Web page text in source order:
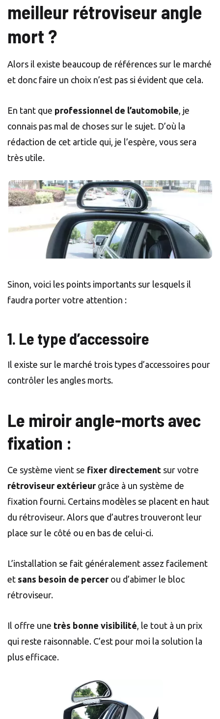
meilleur rétroviseur angle
mort ?
Alors il existe beaucoup de références sur le marché
et donc faire un choix n’est pas si évident que cela.
En tant que professionnel de l’automobile, je
connais pas mal de choses sur le sujet. D’où la
rédaction de cet article qui, je l’espère, vous sera
très utile.
Sinon, voici les points importants sur lesquels il
faudra porter votre attention :
1. Le type d’accessoire
Il existe sur le marché trois types d’accessoires pour
contrôler les angles morts.
Le miroir angle-morts avec
fixation :
Ce système vient se fixer directement sur votre
rétroviseur extérieurgrâce à un système de
fixation fourni. Certains modèles se placent en haut
du rétroviseur. Alors que d’autres trouveront leur
place sur le côté ou en bas de celui-ci.
L’installation se fait généralement assez facilement
et sans besoin de percerou d’abimer le bloc
rétroviseur.
Il offre une très bonne visibilité, le tout à un prix
qui reste raisonnable. C’est pour moi la solution la
plus efficace.